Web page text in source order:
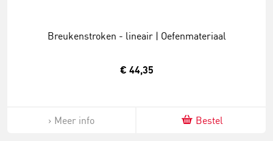
Breukenstroken - lineair | Oefenmateriaal
€ 44,35
Meer info Bestel